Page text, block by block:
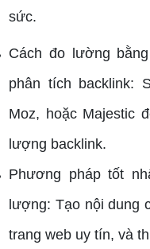
sức.
Cách đo lường
phân tích backlink:
Moz, hoặc Majestic
lượng backlink.
Phương pháp tốt
lượng: Tạo nội dung
trang web uy tín, và